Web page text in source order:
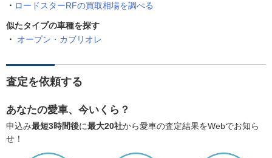
ロードスターRFの買取相場を調べる
似たタイプの車種を探す
オープン・カブリオレ
査定を依頼する
あなたの愛車、今いくら？
申込み最短3時間後に最大20社から愛車の査定結果をWebでお知ら
せ！